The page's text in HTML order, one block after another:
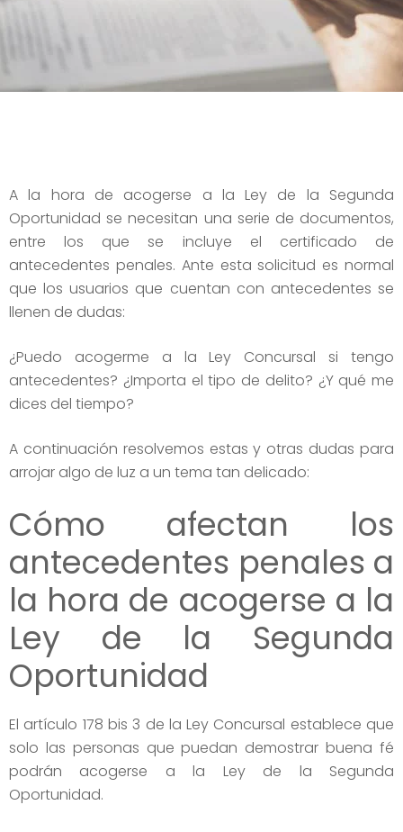
A la hora de acogerse a la Ley de la Segunda
Oportunidad se necesitan una serie de documentos,
entre los que se incluye el certificado de
antecedentes penales. Ante esta solicitud es normal
que los usuarios que cuentan con antecedentes se
llenen de dudas:
¿Puedo acogerme a la Ley Concursal si tengo
antecedentes? ¿Importa el tipo de delito? ¿Y qué me
dices del tiempo?
A continuación resolvemos estas y otras dudas para
arrojar algo de luz a un tema tan delicado:
Cómo afectan los
antecedentes penales a
la hora de acogerse a la
Ley de la Segunda
Oportunidad
El artículo 178 bis 3 de la Ley Concursal establece que
solo las personas que puedan demostrar buena fé
podrán acogerse a la Ley de la Segunda
Oportunidad.